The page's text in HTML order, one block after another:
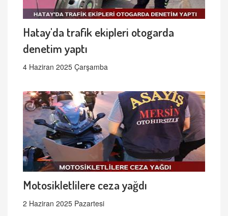
Hatay'da trafik ekipleri otogarda
denetim yaptı
4 Haziran 2025 Çarşamba
Motosikletlilere ceza yağdı
2 Haziran 2025 Pazartesi